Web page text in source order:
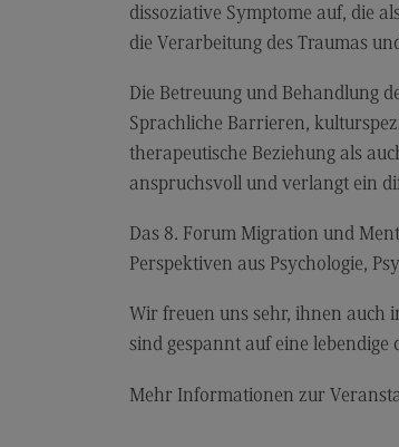
dissoziative Symptome auf, die
die Verarbeitung des Traumas
Die Betreuung und Behandlung
Sprachliche Barrieren,
therapeutische Beziehung als
anspruchsvoll und verlangt ein
Das 8. Forum Migration und
Perspektiven aus Psychologie,
Wir freuen uns sehr, ihnen auch
sind gespannt auf eine lebendige
Mehr Informationen zur